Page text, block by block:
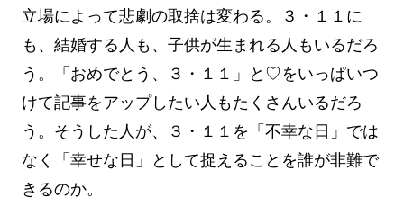
立場によって悲劇の取捨は変わる。３・１１に
も、結婚する人も、子供が生まれる人もいるだろ
う。「おめでとう、３・１１」と♡をいっぱいつ
けて記事をアップしたい人もたくさんいるだろ
う。そうした人が、３・１１を「不幸な日」では
なく「幸せな日」として捉えることを誰が非難で
きるのか。